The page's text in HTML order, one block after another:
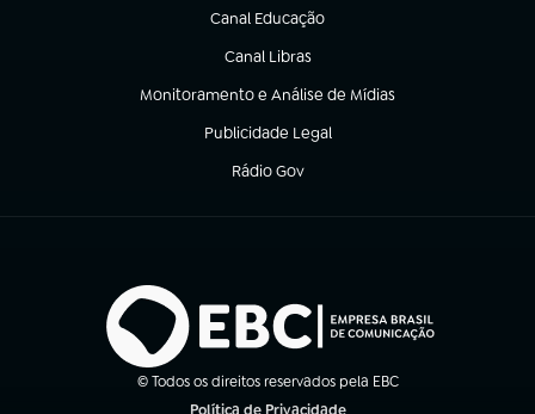
Canal Educação
(abre em nova aba)
Canal Libras
(abre em nova aba)
Monitoramento e Análise de Mídias
(abre em nova aba)
Publicidade Legal
(abre em nova aba)
Rádio Gov
(abre em nova aba)
© Todos os direitos reservados pela EBC